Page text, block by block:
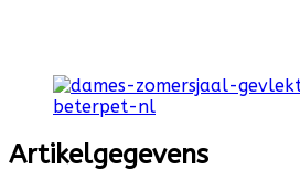
Artikelgegevens